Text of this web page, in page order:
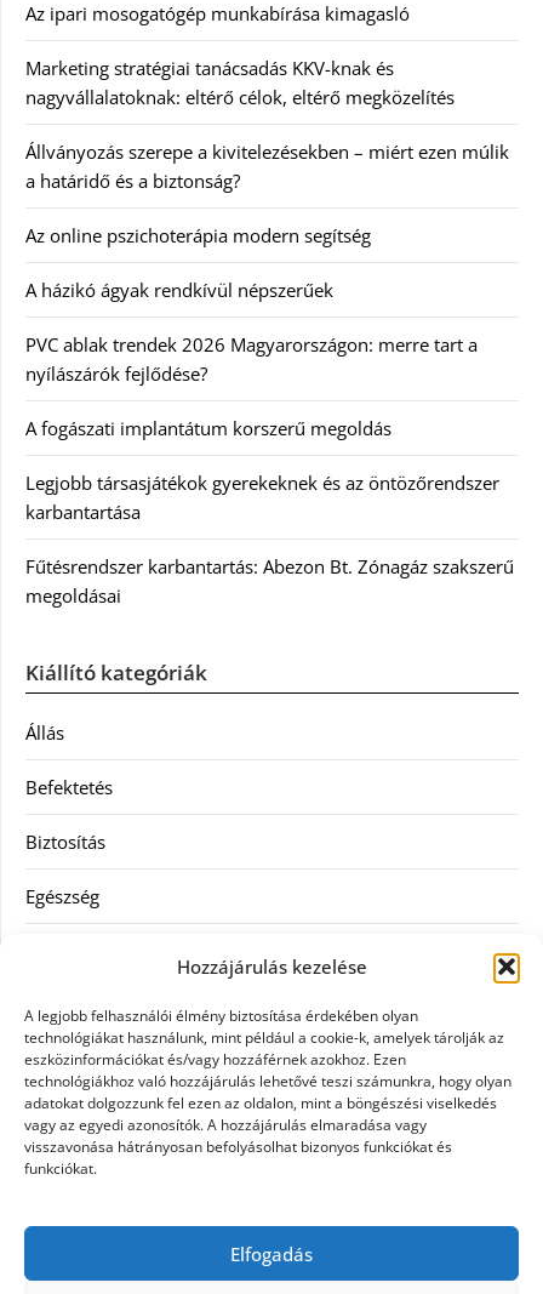
Hozzájárulás kezelése
A legjobb felhasználói élmény biztosítása érdekében olyan
technológiákat használunk, mint például a cookie-k, amelyek tárolják az
eszközinformációkat és/vagy hozzáférnek azokhoz. Ezen
technológiákhoz való hozzájárulás lehetővé teszi számunkra, hogy olyan
adatokat dolgozzunk fel ezen az oldalon, mint a böngészési viselkedés
vagy az egyedi azonosítók. A hozzájárulás elmaradása vagy
visszavonása hátrányosan befolyásolhat bizonyos funkciókat és
funkciókat.
Elfogadás
Az ipari mosogatógép munkabírása kimagasló
Marketing stratégiai tanácsadás KKV-knak és
nagyvállalatoknak: eltérő célok, eltérő megközelítés
Állványozás szerepe a kivitelezésekben – miért ezen múlik
a határidő és a biztonság?
Az online pszichoterápia modern segítség
A házikó ágyak rendkívül népszerűek
PVC ablak trendek 2026 Magyarországon: merre tart a
nyílászárók fejlődése?
A fogászati implantátum korszerű megoldás
Legjobb társasjátékok gyerekeknek és az öntözőrendszer
karbantartása
Fűtésrendszer karbantartás: Abezon Bt. Zónagáz szakszerű
megoldásai
Kiállító kategóriák
Állás
Befektetés
Biztosítás
Egészség
Ingatlan
Művészetek és szórakozás
Múzeumok
Szolgáltatás
Szórakozás
Webáruház